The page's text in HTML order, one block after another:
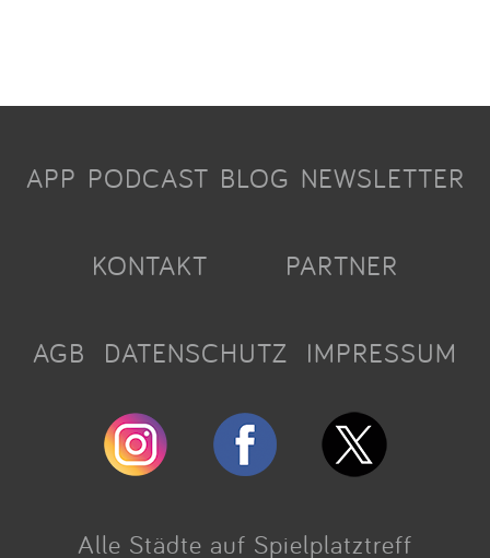
APP PODCAST BLOG NEWSLETTER
KONTAKT PARTNER
AGB DATENSCHUTZ IMPRESSUM
Alle Städte auf Spielplatztreff